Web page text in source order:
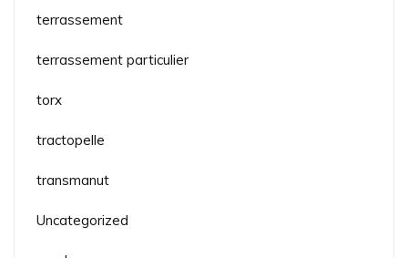
terrassement
terrassement particulier
torx
tractopelle
transmanut
Uncategorized